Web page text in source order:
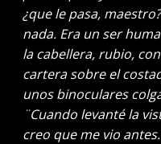
¿que le pasa,
nada. Era un ser
la cabellera, rubio,
cartera sobre el
unos binoculares
¨Cuando levanté la
creo que me vio